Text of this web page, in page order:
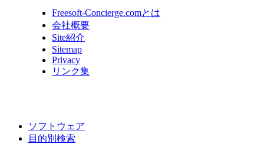
Freesoft-Concierge.comとは
会社概要
Site紹介
Sitemap
Privacy
リンク集
ソフトウェア
目的別検索